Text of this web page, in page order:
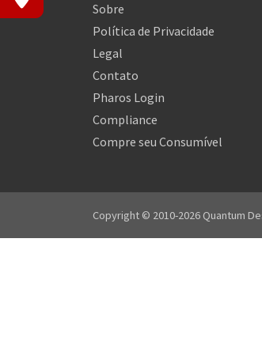
Sobre
Política de Privacidade
Legal
Contato
Pharos Login
Compliance
Compre seu Consumível
Copyright © 2010-2026 Quantum